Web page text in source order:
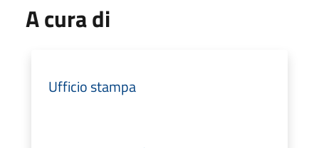
A cura di
Ufficio stampa